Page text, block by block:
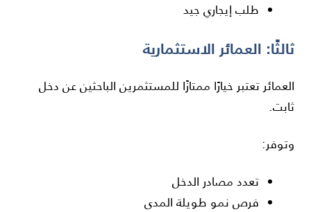
طلب إيجاري جيد
ثالثًا: العمائر الاستثمارية
العمائر تعتبر خيارًا ممتازًا للمستثمرين الباحثين عن دخل
ثابت.
وتوفر:
تعدد مصادر الدخل
فرص نمو طويلة المدى